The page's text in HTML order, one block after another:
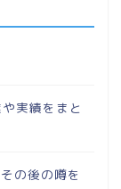
実績をまと
の後の噂を